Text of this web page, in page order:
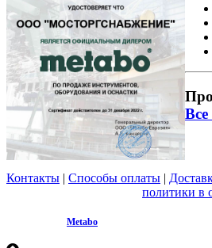
Контакты | Способы оплаты |
политики в
Metabo